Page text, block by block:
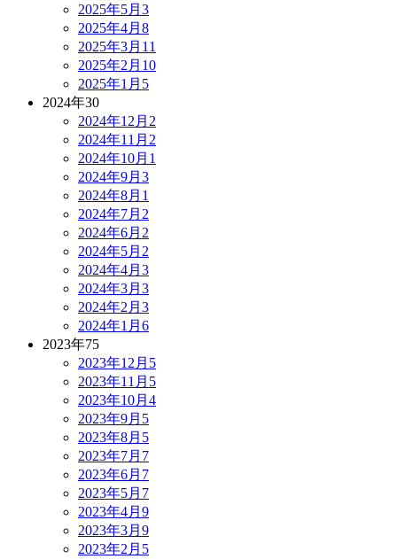
2025年5月 3
2025年4月 8
2025年3月 11
2025年2月 10
2025年1月 5
2024年30
2024年12月 2
2024年11月 2
2024年10月 1
2024年9月 3
2024年8月 1
2024年7月 2
2024年6月 2
2024年5月 2
2024年4月 3
2024年3月 3
2024年2月 3
2024年1月 6
2023年75
2023年12月 5
2023年11月 5
2023年10月 4
2023年9月 5
2023年8月 5
2023年7月 7
2023年6月 7
2023年5月 7
2023年4月 9
2023年3月 9
2023年2月 5